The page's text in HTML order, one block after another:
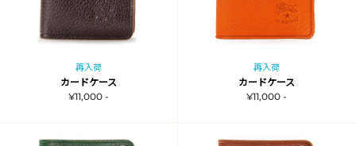
再入荷
カードケース
¥11,000 -
再入荷
カードケース
¥11,000 -